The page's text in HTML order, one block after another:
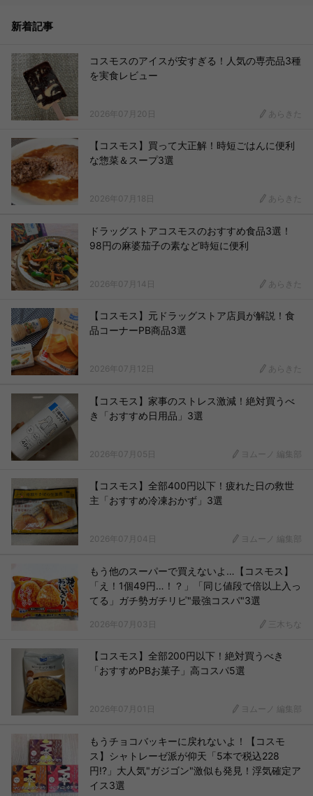
新着記事
コスモスのアイスが安すぎる！人気の専売品3種
を実食レビュー
2026年07月20日 あらきた
【コスモス】買って大正解！時短ごはんに便利
な惣菜＆スープ3選
2026年07月18日 あらきた
ドラッグストアコスモスのおすすめ食品3選！
98円の麻婆茄子の素など時短に便利
2026年07月14日 あらきた
【コスモス】元ドラッグストア店員が解説！食
品コーナーPB商品3選
2026年07月12日 あらきた
【コスモス】家事のストレス激減！絶対買うべ
き「おすすめ日用品」3選
2026年07月05日 ヨムーノ 編集部
【コスモス】全部400円以下！疲れた日の救世
主「おすすめ冷凍おかず」3選
2026年07月04日 ヨムーノ 編集部
もう他のスーパーで買えないよ…【コスモス】
「え！1個49円…！？」「同じ値段で倍以上入っ
てる」ガチ勢ガチリピ"最強コスパ"3選
2026年07月03日 三木ちな
【コスモス】全部200円以下！絶対買うべき
「おすすめPBお菓子」高コスパ5選
2026年07月01日 ヨムーノ 編集部
もうチョコバッキーに戻れないよ！【コスモ
ス】シャトレーゼ派が仰天「5本で税込228
円!?」大人気"ガジゴン"激似も発見！浮気確定ア
イス3選